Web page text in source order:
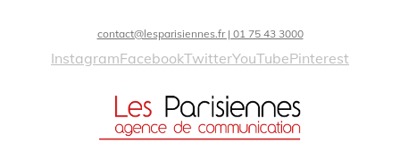
contact@lesparisiennes.fr | 01 75 43 3000
InstagramFacebookTwitterYouTubePinterest